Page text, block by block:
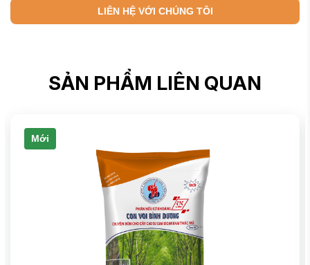
LIÊN HỆ VỚI CHÚNG TÔI
SẢN PHẨM LIÊN QUAN
Mới